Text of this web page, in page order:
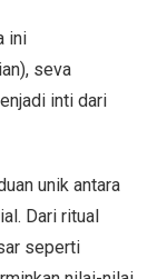
ini
seva
inti dari
unik antara
Dari ritual
seperti